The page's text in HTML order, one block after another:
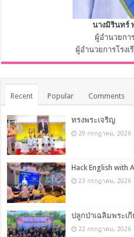
นางมิรินทร์
ผู้อำนวยกา
ผู้อำนวยการโรง
Recent Popular Comments
ทรงพระเจริญ
29 กรกฎาคม, 2026
Hack English with
23 กรกฎาคม, 2026
ปลูกป่าเฉลิมพระเ
22 กรกฎาคม, 2026